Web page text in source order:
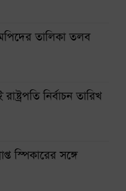
একই পরিবারের দগ্ধ ৩
তালিকা তলব
নির্বাচন তারিখ
স্পিকারের সঙ্গে